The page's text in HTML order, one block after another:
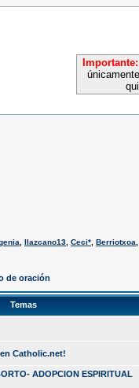
Importante:
llazcano13 Ceci* Berriotxoa
de oración
Temas
Catholic.net!
ADOPCION ESPIRITUAL